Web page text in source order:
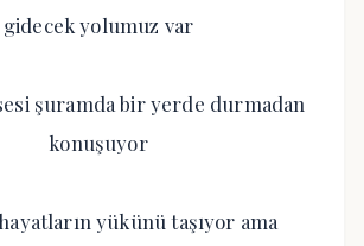
gidecek yolumuz var
şuramda bir yerde durmadan
konuşuyor
hayatların yükünü taşıyor ama